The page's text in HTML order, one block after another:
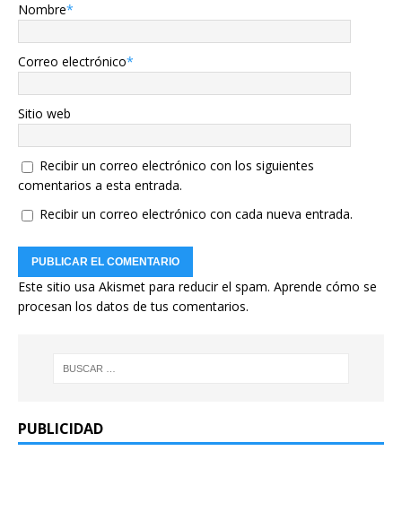
Nombre*
Correo electrónico*
Sitio web
Recibir un correo electrónico con los siguientes
comentarios a esta entrada.
Recibir un correo electrónico con cada nueva entrada.
Este sitio usa Akismet para reducir el spam. Aprende cómo se
procesan los datos de tus comentarios.
PUBLICIDAD